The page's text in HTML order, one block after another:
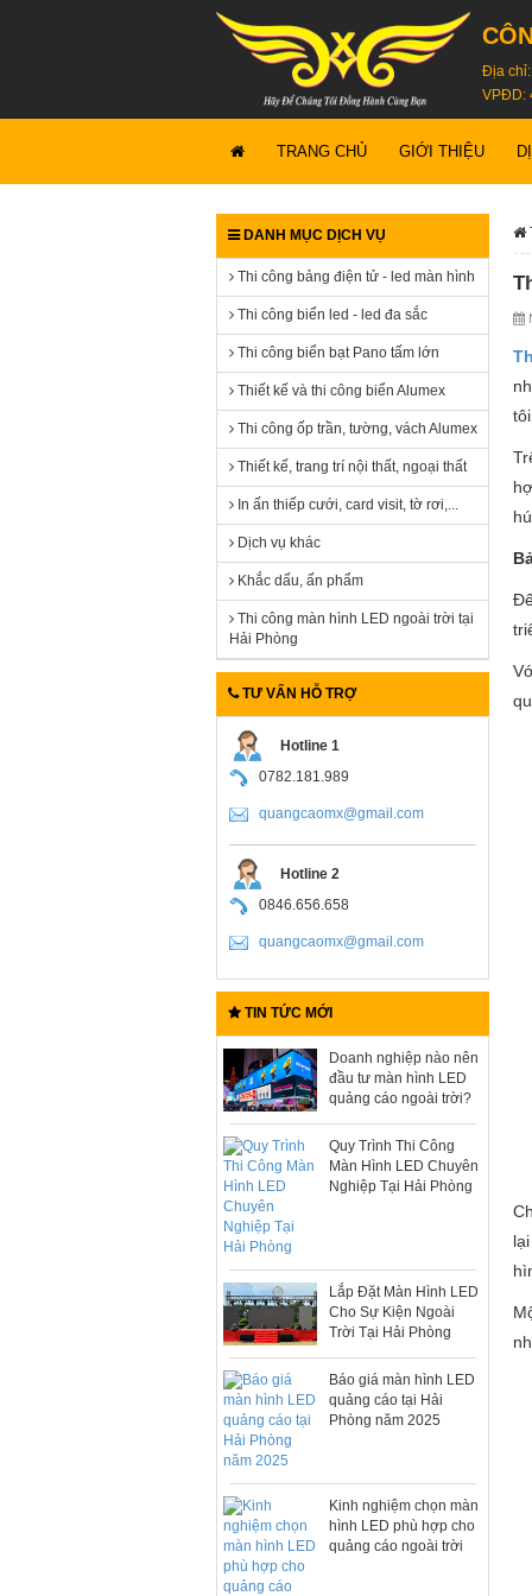
Địa chỉ:
VPĐD:
TRANG CHỦ GIỚI THIỆU
DANH MỤC DỊCH VỤ
Thi công bảng điện tử - led màn hình
Thi công biển led - led đa sắc
Thi công biển bạt Pano tấm lớn
Thiết kế và thi công biển Alumex
Thi công ốp trần, tường, vách Alumex
Thiết kế, trang trí nội thất, ngoại thất
In ấn thiếp cưới, card visit, tờ rơi,...
Dịch vụ khác
Khắc dấu, ấn phẩm
Thi công màn hình LED ngoài trời tại
Hải Phòng
TƯ VẤN HỖ TRỢ
Hotline 1
0782.181.989
quangcaomx@gmail.com
Hotline 2
0846.656.658
quangcaomx@gmail.com
TIN TỨC MỚI
Doanh nghiệp nào nên
đầu tư màn hình LED
quảng cáo ngoài trời?
Quy Trình Thi Công
Màn Hình LED Chuyên
Nghiệp Tại Hải Phòng
Lắp Đặt Màn Hình LED
Cho Sự Kiện Ngoài
Trời Tại Hải Phòng
Báo giá màn hình LED
quảng cáo tại Hải
Phòng năm 2025
Kinh nghiệm chọn màn
hình LED phù hợp cho
quảng cáo ngoài trời